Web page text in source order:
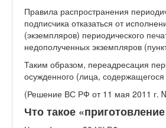
Правила распространения
подписчика отказаться от
(экземпляров) периодического
недополученных экземпляров
Таким образом, переадресация
осужденного (лица,
(Решение ВС РФ от 11 мая 2011 г.
Что такое